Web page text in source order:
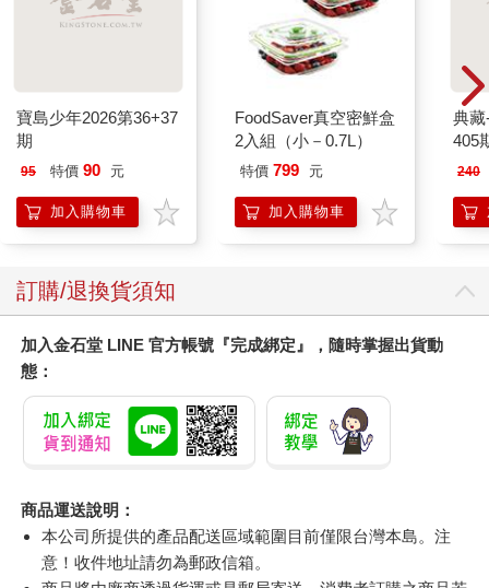
寶島少年2026第36+37
期
95 特價 90 元
加入購物車
FoodSaver真空密鮮盒
2入組（小－0.7L）
特價 799 元
加入購物車
典藏
405
240
訂購/退換貨須知
加入金石堂 LINE 官方帳號『完成綁定』，隨時掌握出貨動
態：
商品運送說明：
本公司所提供的產品配送區域範圍目前僅限台灣本島。注
意！收件地址請勿為郵政信箱。